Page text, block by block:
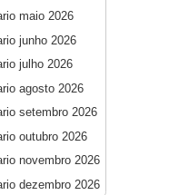
maio 2026
junho 2026
julho 2026
agosto 2026
setembro 2026
outubro 2026
novembro 2026
dezembro 2026